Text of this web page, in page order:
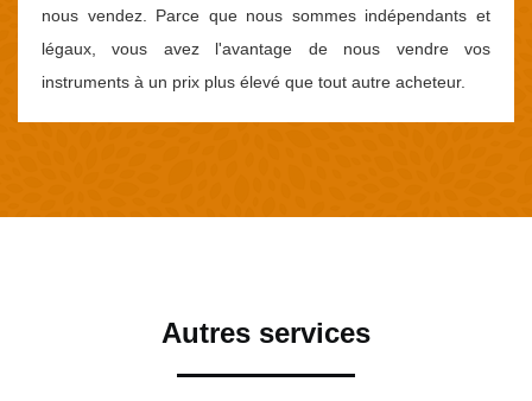
nous vendez. Parce que nous sommes indépendants et
légaux, vous avez l'avantage de nous vendre vos
instruments à un prix plus élevé que tout autre acheteur.
Autres services